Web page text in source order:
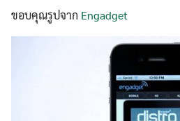
ขอบคุณรูปจาก Engadget